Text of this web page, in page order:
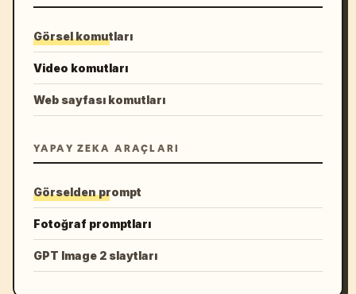
Görsel komutları
Video komutları
Web sayfası komutları
YAPAY ZEKA ARAÇLARI
Görselden prompt
Fotoğraf promptları
GPT Image 2 slaytları